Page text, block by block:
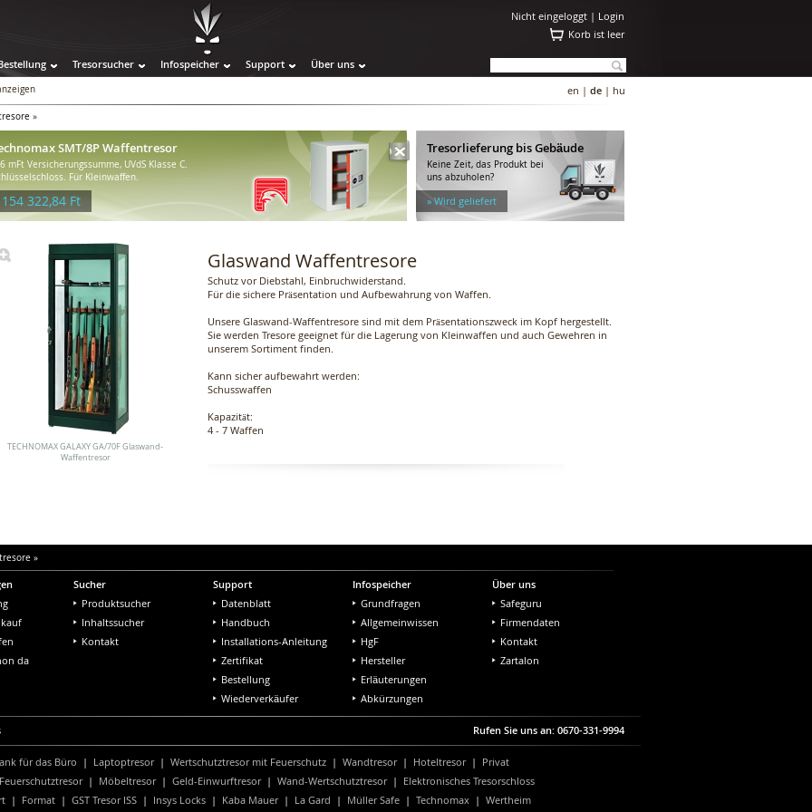
Nicht eingeloggt | Login
Korb ist leer
Tresorsucher Infospeicher Support Über uns
en | de | hu
»
SMT/8P Waffentresor
mFt Versicherungssumme, UVdS Klasse C.
Für Kleinwaffen.
322,84 Ft
Tresorlieferung bis Gebäude
Keine Zeit, das Produkt bei
uns abzuholen?
» Wird geliefert
TECHNOMAX GALAXY GA/70F Glaswand-
Waffentresor
Glaswand Waffentresore
Schutz vor Diebstahl, Einbruchwiderstand.
Für die sichere Präsentation und Aufbewahrung von Waffen.
Unsere Glaswand-Waffentresore sind mit dem Präsentationszweck im Kopf hergestellt.
Sie werden Tresore geeignet für die Lagerung von Kleinwaffen und auch Gewehren in
unserem Sortiment finden.
Kann sicher aufbewahrt werden:
Schusswaffen
Kapazität:
4 - 7 Waffen
»
da
Sucher
Produktsucher
Inhaltssucher
Kontakt
Support
Datenblatt
Handbuch
Installations-Anleitung
Zertifikat
Bestellung
Wiederverkäufer
Infospeicher
Grundfragen
Allgemeinwissen
HgF
Hersteller
Erläuterungen
Abkürzungen
Über uns
Safeguru
Firmendaten
Kontakt
Zartalon
Rufen Sie uns an: 0670-331-9994
für das Büro | Laptoptresor| Wertschutztresor mit Feuerschutz | Wandtresor| Hoteltresor| Privat
Feuerschutztresor| Möbeltresor| Geld-Einwurftresor| Wand-Wertschutztresor| Elektronisches Tresorschloss
| Format | GST Tresor ISS | Insys Locks | Kaba Mauer| La Gard | Müller Safe | Technomax | Wertheim